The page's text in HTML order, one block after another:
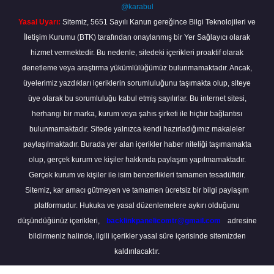
@karabul
Yasal Uyarı: Sitemiz, 5651 Sayılı Kanun gereğince Bilgi Teknolojileri ve
İletişim Kurumu (BTK) tarafından onaylanmış bir Yer Sağlayıcı olarak
hizmet vermektedir. Bu nedenle, sitedeki içerikleri proaktif olarak
denetleme veya araştırma yükümlülüğümüz bulunmamaktadır. Ancak,
üyelerimiz yazdıkları içeriklerin sorumluluğunu taşımakta olup, siteye
üye olarak bu sorumluluğu kabul etmiş sayılırlar. Bu internet sitesi,
herhangi bir marka, kurum veya şahıs şirketi ile hiçbir bağlantısı
bulunmamaktadır. Sitede yalnızca kendi hazırladığımız makaleler
paylaşılmaktadır. Burada yer alan içerikler haber niteliği taşımamakta
olup, gerçek kurum ve kişiler hakkında paylaşım yapılmamaktadır.
Gerçek kurum ve kişiler ile isim benzerlikleri tamamen tesadüfidir.
Sitemiz, kar amacı gütmeyen ve tamamen ücretsiz bir bilgi paylaşım
platformudur. Hukuka ve yasal düzenlemelere aykırı olduğunu
düşündüğünüz içerikleri,
backlinkpanelicomtr@gmail.com
adresine
bildirmeniz halinde, ilgili içerikler yasal süre içerisinde sitemizden
kaldırılacaktır.